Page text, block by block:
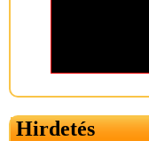
Hirdetés